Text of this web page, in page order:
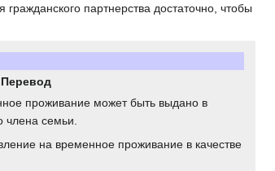
партнерства достаточно, чтобы
Перевод
проживание может быть выдано в
члена семьи.
на временное проживание в качестве